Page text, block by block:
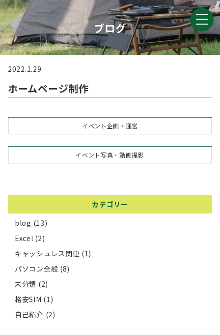
ブログ
2022.1.29
ホームページ制作
イベント企画・運営
イベント写真・動画撮影
カテゴリー
blog (13)
Excel (2)
キャッシュレス関連 (1)
パソコン全般 (8)
未分類 (2)
格安SIM (1)
自己紹介 (2)